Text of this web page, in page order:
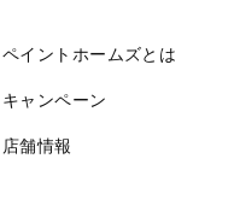
ペイントホームズとは
キャンペーン
店舗情報